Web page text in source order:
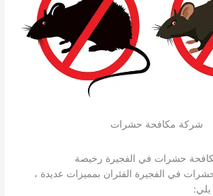
شركة مكافحة حشرات
حشرات في الفجيرة رخيصة
في الفجيرة الفئران بمميزات عديدة ،
يلي: